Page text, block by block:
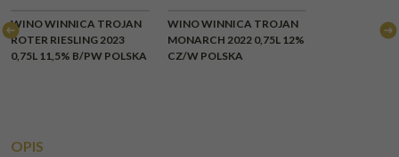
BRAK
WINO WINNICA TROJAN
ROTER RIESLING 2023
0,75L 11,5% B/PW POLSKA
WINO WINNICA TROJAN
MONARCH 2022 0,75L 12%
CZ/W POLSKA
OPIS